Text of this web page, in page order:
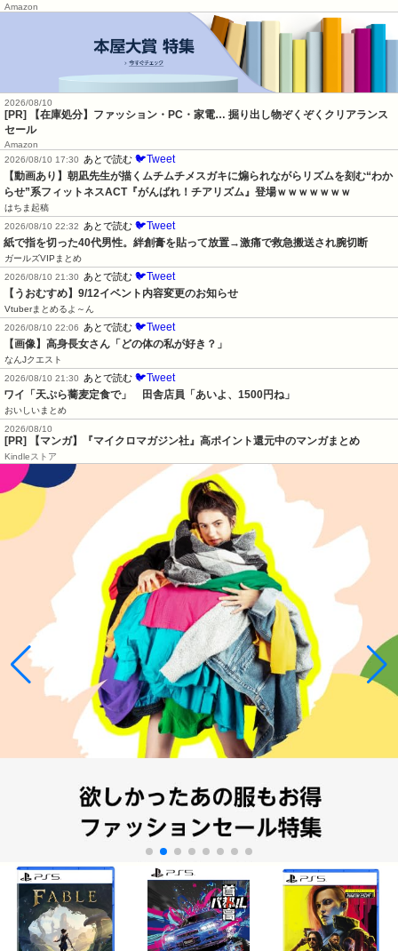
Amazon
2026/08/10
[PR] 【在庫処分】ファッション・PC・家電… 掘り出し物ぞくぞくクリアランス
セール
Amazon
2026/08/10 17:30
あとで読む 🐦Tweet
【動画あり】朝凪先生が描くムチムチメスガキに煽られながらリズムを刻む“わか
らせ”系フィットネスACT『がんばれ！チアリズム』登場ｗｗｗｗｗｗｗ
はちま起稿
2026/08/10 22:32
あとで読む 🐦Tweet
紙で指を切った40代男性。絆創膏を貼って放置→激痛で救急搬送され腕切断
ガールズVIPまとめ
2026/08/10 21:30
あとで読む 🐦Tweet
【うおむすめ】9/12イベント内容変更のお知らせ
Vtuberまとめるよ～ん
2026/08/10 22:06
あとで読む 🐦Tweet
【画像】高身長女さん「どの体の私が好き？」
なんJクエスト
2026/08/10 21:30
あとで読む 🐦Tweet
ワイ「天ぷら蕎麦定食で」　田舎店員「あいよ、1500円ね」
おいしいまとめ
2026/08/10
[PR] 【マンガ】『マイクロマガジン社』高ポイント還元中のマンガまとめ
Kindleストア